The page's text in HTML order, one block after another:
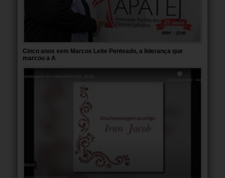
Cinco anos sem Marcos Leite Penteado, a liderança que
marcou a A